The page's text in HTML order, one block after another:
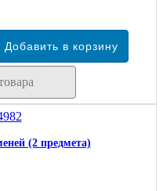
(2 предмета)